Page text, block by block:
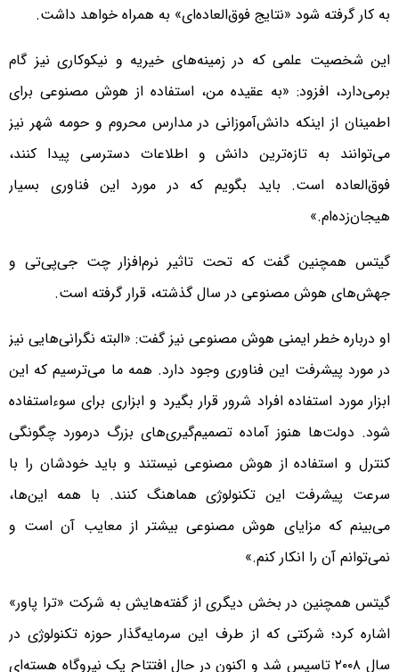
به کار گرفته شود «نتایج فوق‌العاده‌ای» به همراه خواهد داشت.
این شخصیت علمی که در زمینه‌های خیریه و نیکوکاری نیز گام
برمی‌دارد، افزود: «به عقیده من، استفاده از هوش مصنوعی برای
اطمینان از اینکه دانش‌آموزانی در مدارس محروم و حومه شهر نیز
می‌توانند به تازه‌ترین دانش‌ و اطلاعات دسترسی پیدا کنند،
فوق‌العاده است. باید بگویم که در مورد این فناوری بسیار
هیجان‌زده‌ام.»
گیتس همچنین گفت که تحت تاثیر نرم‌افزار چت‌ جی‌پی‌تی و
جهش‌های هوش مصنوعی در سال گذشته، قرار گرفته است.
او درباره خطر ایمنی هوش مصنوعی نیز گفت: «البته نگرانی‌هایی نیز
در مورد پیشرفت این فناوری وجود دارد. همه ما می‌ترسیم که این
ابزار مورد استفاده افراد شرور قرار بگیرد و ابزاری برای سوءاستفاده
شود. دولت‌ها هنوز آماده تصمیم‌گیری‌های بزرگ درمورد چگونگی
کنترل و استفاده از هوش مصنوعی نیستند و باید خودشان را با
سرعت پیشرفت این تکنولوژی هماهنگ کنند. با همه این‌ها،‌
می‌بینم که مزایای هوش مصنوعی بیشتر از معایب آن است و
نمی‌توانم آن را انکار کنم.»
گیتس همچنین در بخش دیگری از گفته‌هایش به شرکت «ترا پاور»
اشاره کرد؛ شرکتی که از طرف این سرمایه‌گذار حوزه تکنولوژی در
سال ۲۰۰۸ تاسیس شد و اکنون در حال افتتاح یک نیروگاه هسته‌ای